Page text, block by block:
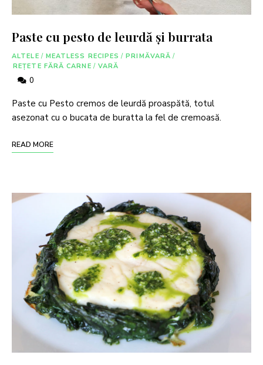
Paste cu pesto de leurdă și burrata
ALTELE / MEATLESS RECIPES / PRIMĂVARĂ /
REȚETE FĂRĂ CARNE / VARĂ
0
Paste cu Pesto cremos de leurdă proaspătă, totul
asezonat cu o bucata de buratta la fel de cremoasă.
READ MORE